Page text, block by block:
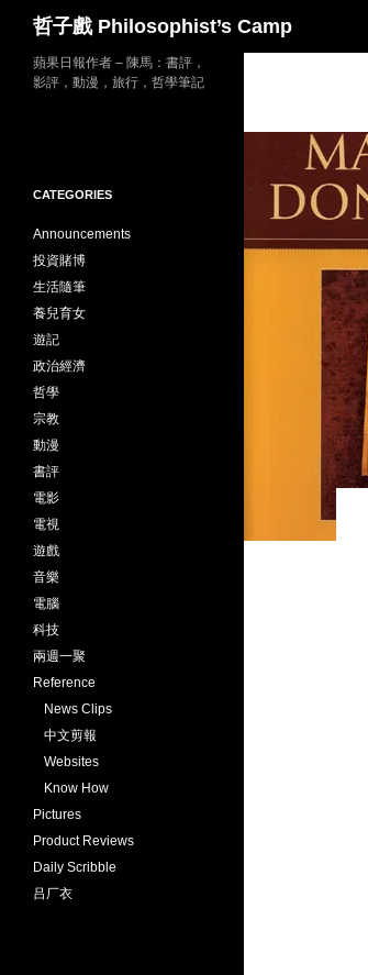
Skip
哲子戲 Philosophist’s Camp
Search
蘋果日報作者 – 陳馬：書評，
影評，動漫，旅行，哲學筆記
CATEGORIES
Announcements
投資賭博
生活隨筆
養兒育女
遊記
政治經濟
哲學
宗教
動漫
書評
電影
電視
遊戲
音樂
電腦
科技
兩週一聚
Reference
News Clips
中文剪報
Websites
Know How
Pictures
Product Reviews
Daily Scribble
吕厂衣